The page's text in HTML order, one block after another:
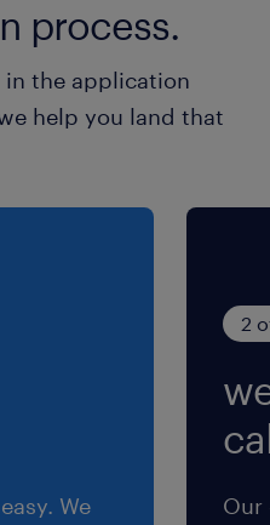
日制）※GW、夏季、
あり♪
12:00～12:45、
process.
in the application
help you land that
We
2
Our